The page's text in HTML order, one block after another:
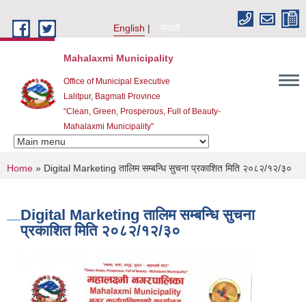
English
नेपाली
Mahalaxmi Municipality
Office of Municipal Executive
Lalitpur, Bagmati Province
“Clean, Green, Prosperous, Full of Beauty-
Mahalaxmi Municipality”
You are here
Home » Digital Marketing तालिम सम्बन्धि सुचना प्रकाशित मिति २०८२/१२/३०
Digital Marketing तालिम सम्बन्धि सुचना
प्रकाशित मिति २०८२/१२/३०